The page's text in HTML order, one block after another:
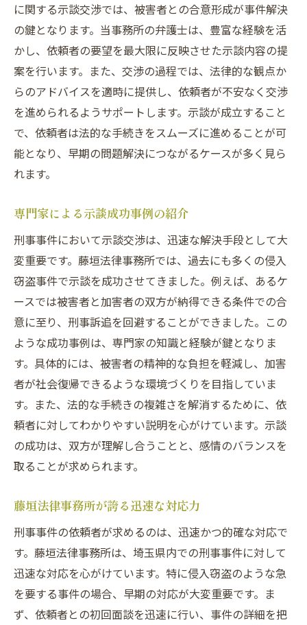
に関する示談交渉では、被害者との合意形成が事件解決
の鍵となります。当事務所の弁護士は、豊富な経験を活
かし、依頼者の要望を最大限に反映させた示談内容の提
案を行います。また、交渉の過程では、法律的な観点か
らのアドバイスを適時に提供し、依頼者が不安なく交渉
を進められるようサポートします。示談が成立すること
で、依頼者は法的な手続きをスムーズに進めることが可
能となり、早期の問題解決につながるケースが多く見ら
れます。
専門家による示談成功事例の紹介
刑事事件において示談交渉は、迅速な解決手段として大
変重要です。藤垣法律事務所では、過去にも多くの侵入
窃盗事件で示談を成功させてきました。例えば、あるケ
ースでは被害者と加害者の双方が納得できる条件での合
意に至り、刑事訴追を回避することができました。この
ような成功事例は、専門家の知識と経験が鍵となりま
す。具体的には、被害者の精神的な負担を軽減し、加害
者が社会復帰できるような環境づくりを目指していま
す。また、法的な手続きの複雑さを解消するために、依
頼者に対してわかりやすい説明を心がけています。示談
の成功は、双方が理解し合うことと、感情のバランスを
取ることが求められます。
藤垣法律事務所が誇る迅速な対応力
刑事事件の依頼者が求めるのは、迅速かつ的確な対応で
す。藤垣法律事務所は、埼玉県内での刑事事件に対して
迅速な対応を心がけています。特に侵入窃盗のような急
を要する事件の場合、早期の対応が大変重要です。ま
ず、依頼者との初回面談を迅速に行い、事件の詳細を把